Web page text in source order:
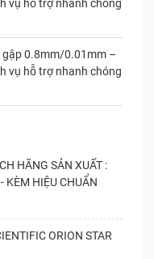
vụ hỗ trợ nhanh chóng
gập 0.8mm/0.01mm –
vụ hỗ trợ nhanh chóng
HÃNG SẢN XUẤT :
KÈM HIỆU CHUẨN
ORION STAR